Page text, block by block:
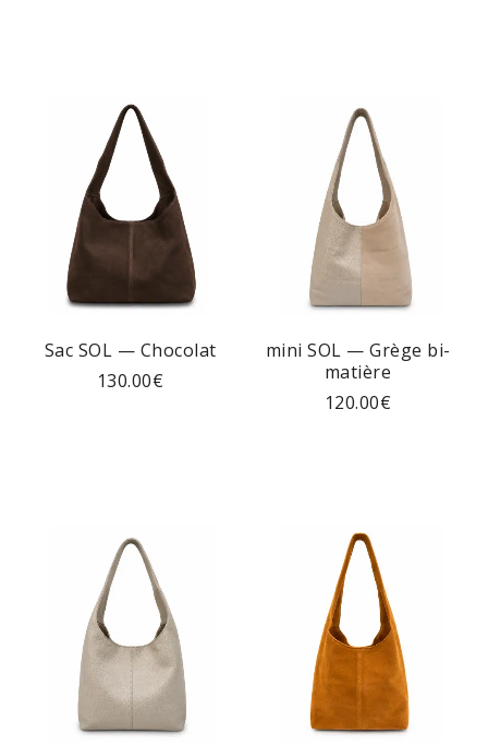
Sac SOL — Chocolat
130.00€
mini SOL — Grège bi-
matière
120.00€